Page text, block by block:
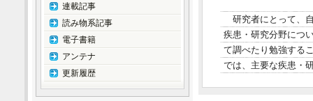
研究者にとって、
疾患・研究分野につ
て調べたり勉強する
では、主要な疾患・
連載記事
読み物系記事
電子書籍
アンテナ
更新履歴